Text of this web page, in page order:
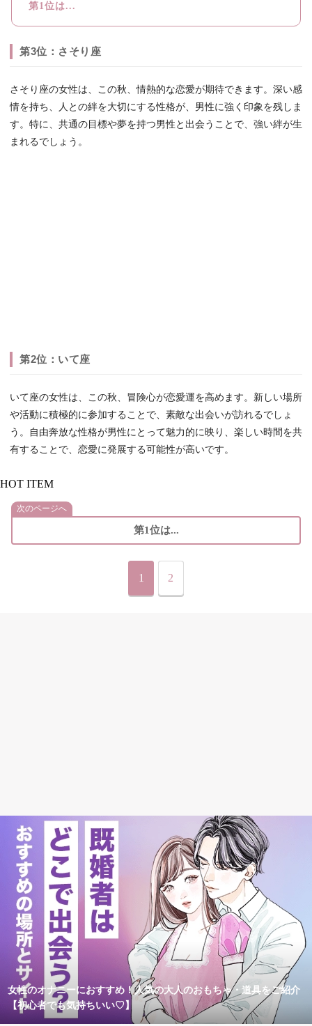
第1位は...
第3位：さそり座
さそり座の女性は、この秋、情熱的な恋愛が期待できます。深い感
情を持ち、人との絆を大切にする性格が、男性に強く印象を残しま
す。特に、共通の目標や夢を持つ男性と出会うことで、強い絆が生
まれるでしょう。
第2位：いて座
いて座の女性は、この秋、冒険心が恋愛運を高めます。新しい場所
や活動に積極的に参加することで、素敵な出会いが訪れるでしょ
う。自由奔放な性格が男性にとって魅力的に映り、楽しい時間を共
有することで、恋愛に発展する可能性が高いです。
HOT ITEM
次のページへ
第1位は...
1 2
女性のオナニーにおすすめ！人気の大人のおもちゃ・道具をご紹介
【初心者でも気持ちいい♡】